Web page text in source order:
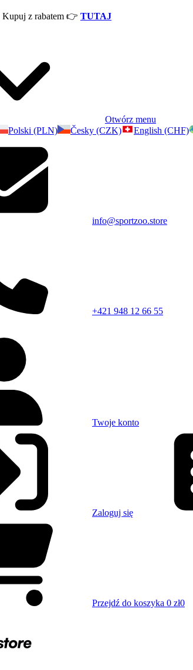
Kupuj z rabatem 👉 TUTAJ
Otwórz menu
Polski (PLN) Česky (CZK) English (CHF)
info@sportzoo.store
+421 948 12 66 55
Twoje konto
Zaloguj się
Przejdź do koszyka 0 zł0